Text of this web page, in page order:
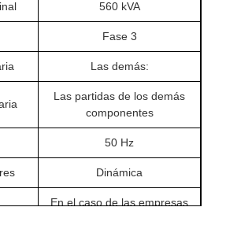
560 kVA
Fase 3
Las demás:
Las partidas de los demás
componentes
50 Hz
Dinámica
En el caso de las empresas